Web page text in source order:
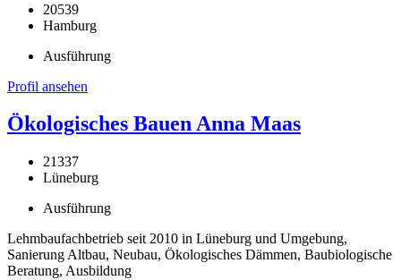
20539
Hamburg
Ausführung
Profil ansehen
Ökologisches Bauen Anna Maas
21337
Lüneburg
Ausführung
Lehmbaufachbetrieb seit 2010 in Lüneburg und Umgebung,
Sanierung Altbau, Neubau, Ökologisches Dämmen, Baubiologische
Beratung, Ausbildung